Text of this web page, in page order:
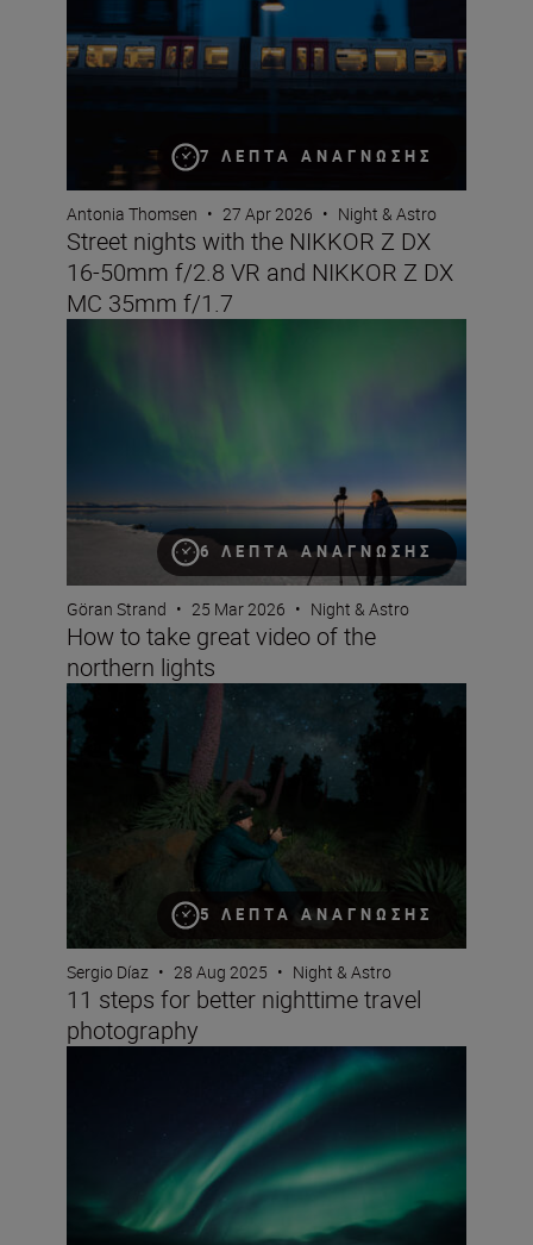
7 ΛΕΠΤΆ ΑΝΆΓΝΩΣΗΣ
Antonia Thomsen • 27 Apr 2026 • Night & Astro
Street nights with the NIKKOR Z DX
16-50mm f/2.8 VR and NIKKOR Z DX
MC 35mm f/1.7
6 ΛΕΠΤΆ ΑΝΆΓΝΩΣΗΣ
Göran Strand • 25 Mar 2026 • Night & Astro
How to take great video of the
northern lights
5 ΛΕΠΤΆ ΑΝΆΓΝΩΣΗΣ
11 steps for better nighttime travel photography
Sergio Díaz • 28 Aug 2025 • Night & Astro
11 steps for better nighttime travel
photography
5 tips for better northern lights photographs